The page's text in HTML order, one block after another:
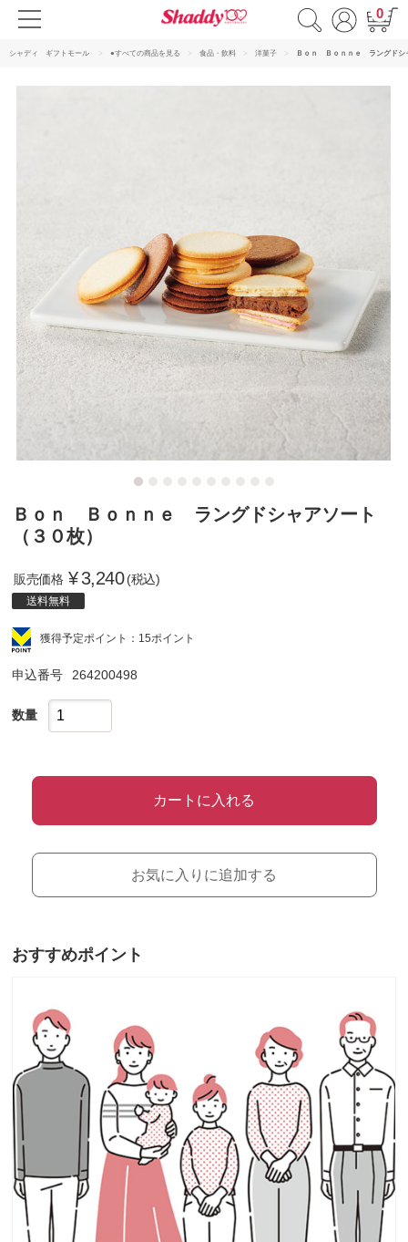
0
シャディ ギフトモール ●すべての商品を見る 食品・飲料 洋菓子 Ｂｏｎ Ｂｏｎｎｅ ラングドシ
Ｂｏｎ Ｂｏｎｎｅ ラングドシャアソート
（３０枚）
販売価格 ¥3,240 (税込)
送料無料
獲得予定ポイント：15ポイント
申込番号 264200498
数量
カートに入れる
お気に入りに追加する
おすすめポイント